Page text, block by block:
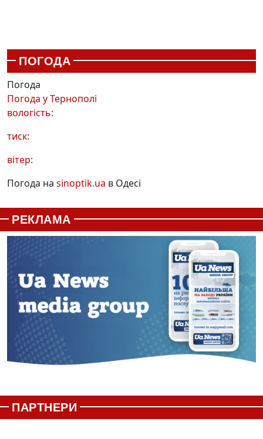
ПОГОДА
Погода
Погода уТернополі
вологість:
тиск:
вітер:
Погода на sinoptik.ua в Одесі
РЕКЛАМА
ПАРТНЕРИ